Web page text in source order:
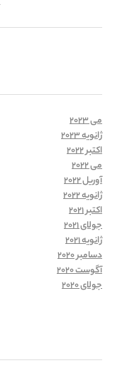
می 2023
ژانویه 2023
اکتبر 2022
می 2022
آوریل 2022
ژانویه 2022
اکتبر 2021
جولای 2021
ژانویه 2021
دسامبر 2020
آگوست 2020
جولای 2020